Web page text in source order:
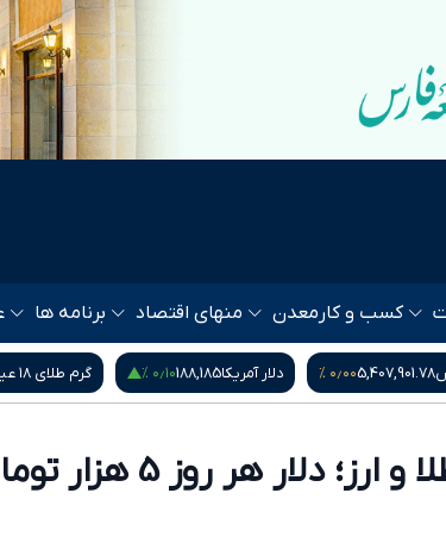
کسب و کار معدن منهای اقتصاد برنامه ها
5,407,901.78۰٫۰۰ % دلار آمریکا188,185۰٫۱۰ % گرم طلای ۱۸ عیار
چهارمین روز ریزش طلا و ارز؛ دلار هر